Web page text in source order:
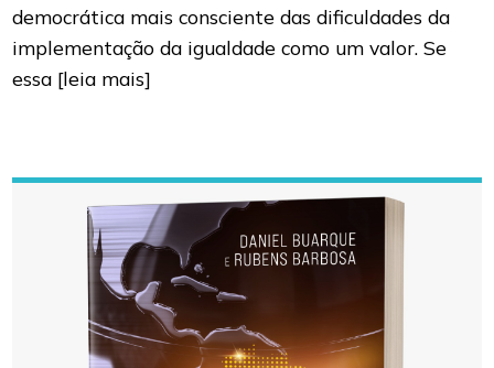
democrática mais consciente das dificuldades da
implementação da igualdade como um valor. Se
essa [leia mais]